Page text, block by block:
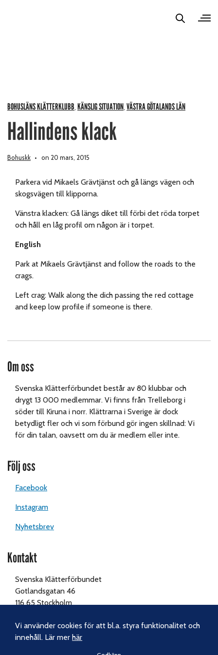
BOHUSLÄNS KLÄTTERKLUBB KÄNSLIG SITUATION VÄSTRA GÖTALANDS LÄN
Hallindens klack
Bohuskk on 20 mars, 2015
Parkera vid Mikaels Grävtjänst och gå längs vägen och
skogsvägen till klipporna.
Vänstra klacken: Gå längs diket till förbi det röda torpet
och håll en låg profil om någon är i torpet.
English
Park at Mikaels Grävtjänst and follow the roads to the
crags.
Left crag: Walk along the dich passing the red cottage
and keep low profile if someone is there.
Om oss
Svenska Klätterförbundet består av 80 klubbar och
drygt 13 000 medlemmar. Vi finns från Trelleborg i
söder till Kiruna i norr. Klättrarna i Sverige är dock
betydligt fler och vi som förbund gör ingen skillnad: Vi
för din talan, oavsett om du är medlem eller inte.
Följ oss
Facebook
Instagram
Nyhetsbrev
Kontakt
Svenska Klätterförbundet
Gotlandsgatan 46
116 65 Stockholm
Tel: 070-238 69 46
E-post: kansliet@klatterforbundet.rf.se
Vi använder cookies för att bl.a. styra funktionalitet och
innehåll. Lär merhär